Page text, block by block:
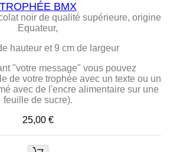
TROPHÉE BMX
noir de qualité supérieure, origine
Equateur,
hauteur et 9 cm de largeur
"votre message" vous pouvez
de votre trophée avec un texte ou un
avec de l'encre alimentaire sur une
feuille de sucre).
25,00 €Prix